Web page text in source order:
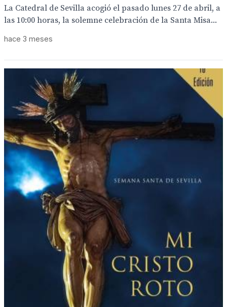
La Catedral de Sevilla acogió el pasado lunes 27 de abril, a
las 10:00 horas, la solemne celebración de la Santa Misa...
hace 3 meses